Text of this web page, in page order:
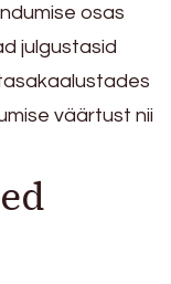
osas
julgustasid
väärtust nii